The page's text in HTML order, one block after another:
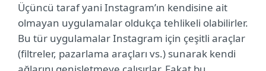
Üçüncü taraf yani Instagram’ın kendisine ait
olmayan uygulamalar oldukça tehlikeli olabilirler.
Bu tür uygulamalar Instagram için çeşitli araçlar
(filtreler, pazarlama araçları vs.) sunarak kendi